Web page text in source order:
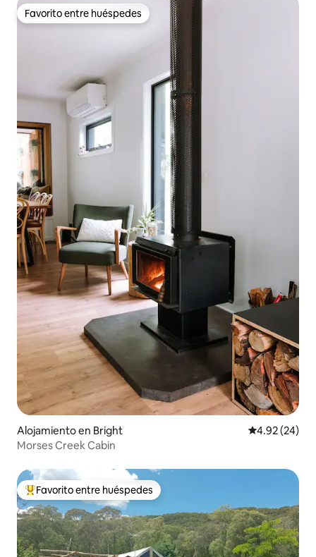
Favorito entre huéspedes
Favorito entre huéspedes
Alojamiento en Bright Calificación
4.92 (24)
Morses Creek Cabin
Favorito entre huéspedes preferido
Favorito entre huéspedes